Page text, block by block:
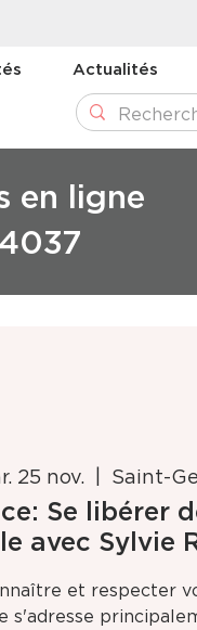
Actualités
en ligne
25 nov.
  |
Saint-
Se libérer
avec Sylvie
et respecter
s'adresse